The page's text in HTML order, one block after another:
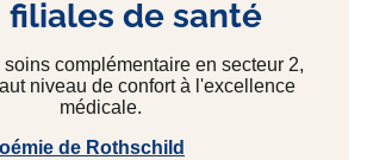
filiales de santé
soins complémentaire en secteur 2,
niveau de confort à l'excellence
médicale.
de Rothschild